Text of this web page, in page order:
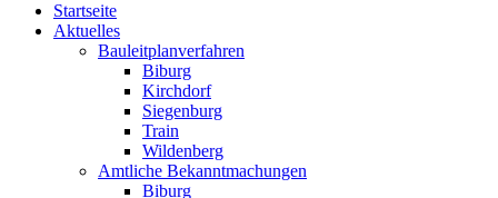
Startseite
Aktuelles
Bauleitplanverfahren
Biburg
Kirchdorf
Siegenburg
Train
Wildenberg
Amtliche Bekanntmachungen
Biburg